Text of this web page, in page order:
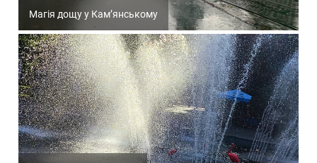
Магія дощу у Кам’янському